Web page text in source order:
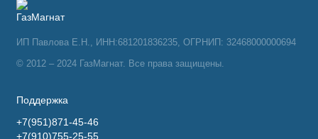
ИП Павлова Е.Н., ИНН:681201836235, ОГРНИП: 32468000000694
© 2012 – 2024 ГазМагнат. Все права защищены.
Поддержка
+7(951)871-45-46
+7(910)755-25-55